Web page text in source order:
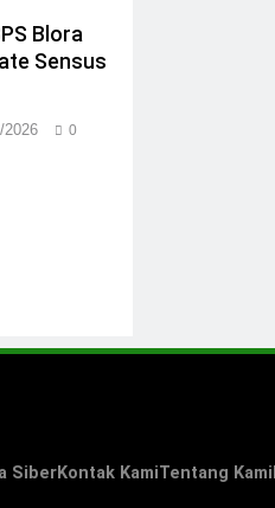
Blora
Sensus
2026 0
SiberKontak KamiTentang Kami